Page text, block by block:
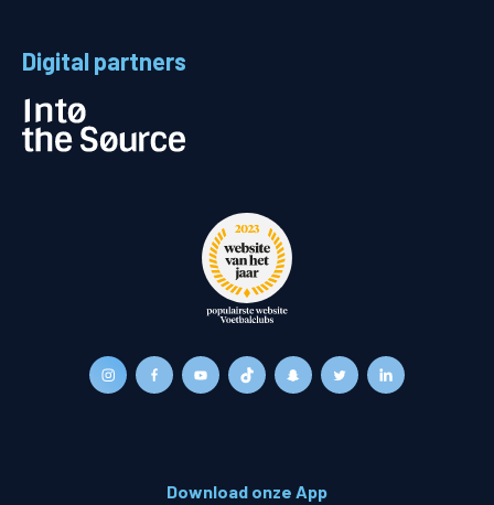
Digital partners
Download onze App